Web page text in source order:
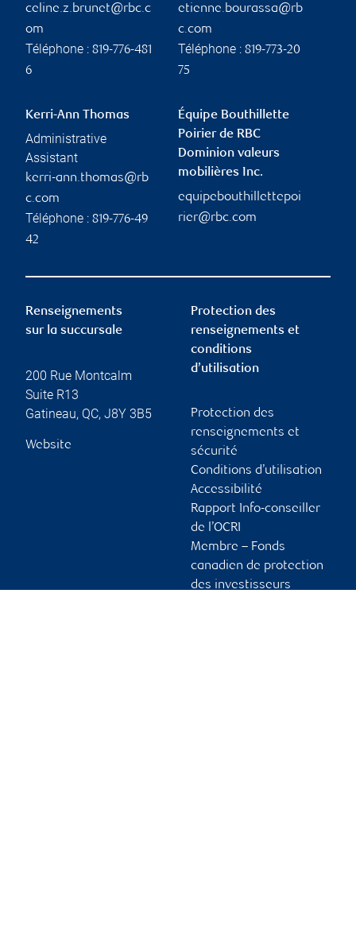
celine.z.brunet@rbc.c
om
Téléphone : 819-776-481
6
etienne.bourassa@rb
c.com
Téléphone : 819-773-20
75
Kerri-Ann Thomas
Administrative
Assistant
kerri-ann.thomas@rb
c.com
Téléphone : 819-776-49
42
Équipe Bouthillette
Poirier de RBC
Dominion valeurs
mobilières Inc.
equipebouthillettepoi
rier@rbc.com
Renseignements
sur la succursale
200 Rue Montcalm
Suite R13
Gatineau, QC, J8Y 3B5
Website
Protection des
renseignements et
conditions
d’utilisation
Protection des
renseignements et
sécurité
Conditions d’utilisation
Accessibilité
Rapport Info-conseiller
de l’OCRI
Membre – Fonds
canadien de protection
des investisseurs